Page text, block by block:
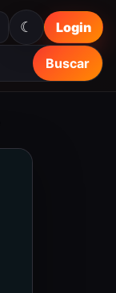
Buscar
Login
☾